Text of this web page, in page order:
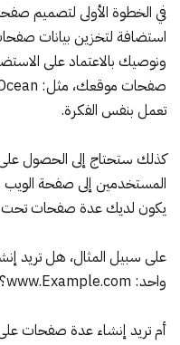
في الخطوة الأولى لتصميم
استضافة لتخزين بيانات
ونوصيك بالاعتماد على
صفحات موقعك، مثل:
تعمل بنفس الفكرة.
كذلك ستحتاج إلى الحصول
المستخدمين إلى صفحة الويب
يكون لديك عدة صفحات تحت
على سبيل المثال، هل تريد
واحد: www.Example.com؟
أم تريد إنشاء عدة صفحات